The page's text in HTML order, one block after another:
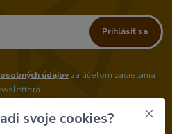
Prihlásiť sa
údajovza účelom zasielania
Zasielame raz za 14 dní.
svoje cookies?